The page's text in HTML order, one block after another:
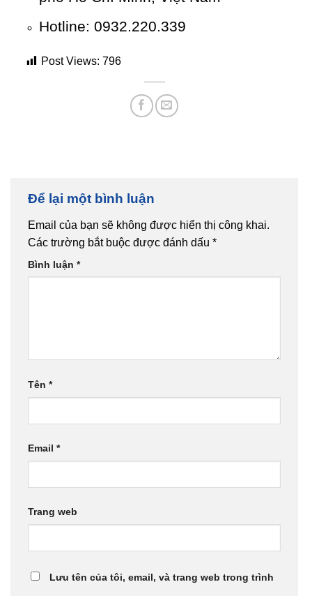
Hotline: 0932.220.339
Post Views: 796
Để lại một bình luận
Email của bạn sẽ không được hiển thị công khai.
Các trường bắt buộc được đánh dấu *
Bình luận *
Tên *
Email *
Trang web
Lưu tên của tôi, email, và trang web trong trình